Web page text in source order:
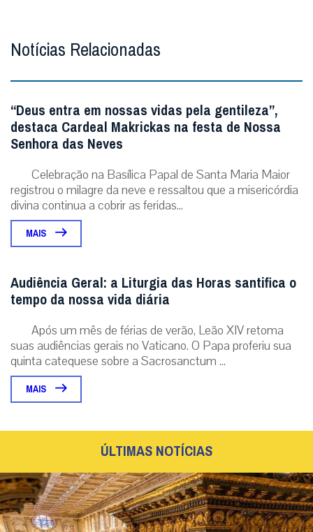
Notícias Relacionadas
“Deus entra em nossas vidas pela gentileza”,
destaca Cardeal Makrickas na festa de Nossa
Senhora das Neves
Celebração na Basílica Papal de Santa Maria Maior
registrou o milagre da neve e ressaltou que a misericórdia
divina continua a cobrir as feridas...
MAIS
Audiência Geral: a Liturgia das Horas santifica o
tempo da nossa vida diária
Após um mês de férias de verão, Leão XIV retoma
suas audiências gerais no Vaticano. O Papa proferiu sua
quinta catequese sobre a Sacrosanctum ...
MAIS
ÚLTIMAS NOTÍCIAS